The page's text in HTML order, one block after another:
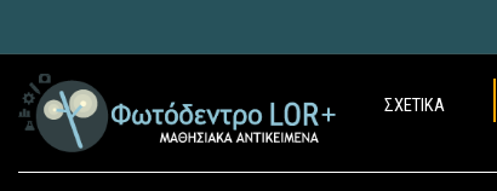
ΣΧΕΤΙΚΑ